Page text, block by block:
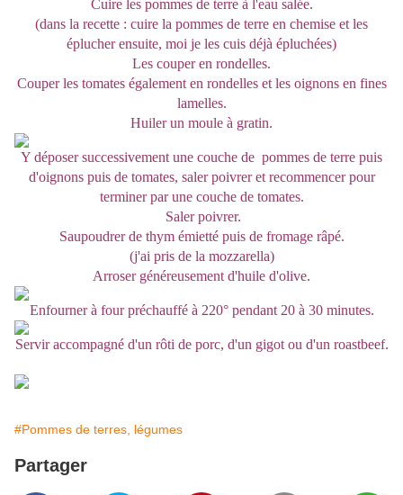
Cuire les pommes de terre à l'eau salée.
(dans la recette : cuire la pommes de terre en chemise et les
éplucher ensuite, moi je les cuis déjà épluchées)
Les couper en rondelles.
Couper les tomates également en rondelles et les oignons en fines
lamelles.
Huiler un moule à gratin.
Y déposer successivement une couche de pommes de terre puis
d'oignons puis de tomates, saler poivrer et recommencer pour
terminer par une couche de tomates.
Saler poivrer.
Saupoudrer de thym émietté puis de fromage râpé.
(j'ai pris de la mozzarella)
Arroser généreusement d'huile d'olive.
Enfourner à four préchauffé à 220° pendant 20 à 30 minutes.
Servir accompagné d'un rôti de porc, d'un gigot ou d'un roastbeef.
#Pommes de terres, légumes
Partager